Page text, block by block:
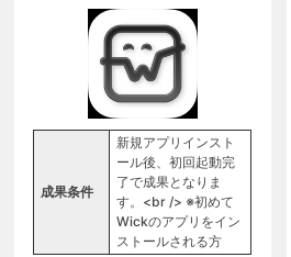
成果条件
新規アプリインスト
ール後、初回起動完
了で成果となりま
す。<br /> ※初めて
Wickのアプリをイン
ストールされる方